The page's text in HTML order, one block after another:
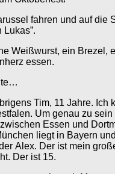
fahren und auf die
Lukas”.
Weißwurst, ein Brezel,
essen.
Tim, 11 Jahre. Ich
Um genau zu
Essen und
liegt in Bayern
Alex. Der ist mein
Der ist 15.